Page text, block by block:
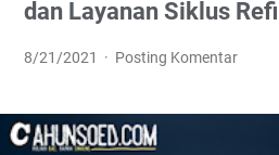
dan Layanan Siklus Refill
8/21/2021 Posting Komentar